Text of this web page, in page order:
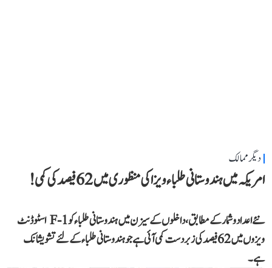
دیگر ممالک
امریکہ میں ہندوستانی طلباء ویزا کی منظوری میں 62 فیصد کی کمی!
نئے اعداد و شمار کے مطابق، داخلوں کے سیزن میں ہندوستانی طلباء کو F-1 اسٹوڈنٹ
ویزوں میں 62 فیصد کی زبردست کمی آئی ہے جو ہندوستانی طلباء کے لئے تشویشانک
ہے۔